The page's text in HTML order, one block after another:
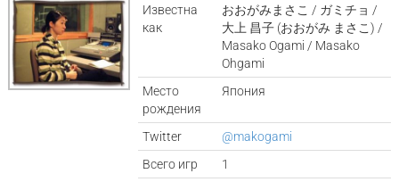
Известна
как
おおがみまさこ / ガミチョ /
大上 昌子 (おおがみ まさこ) /
Masako Ogami / Masako
Ohgami
Место
рождения
Япония
Twitter
@makogami
Всего игр
1